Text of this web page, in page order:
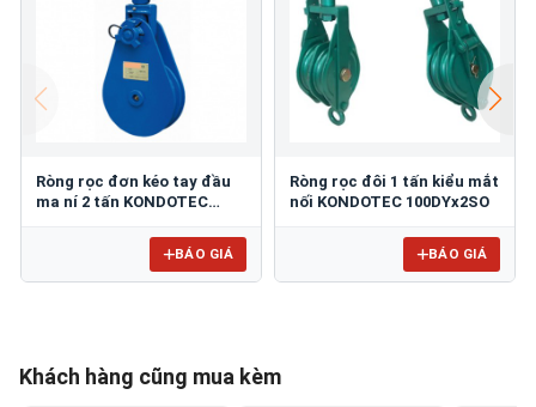
​​​​​​​Ròng rọc đơn kéo tay đầu
ma ní 2 tấn KONDOTEC
BÁO GIÁ
Ròng rọc đôi 1 tấn kiểu mắt
nối KONDOTEC 100DYx2SO
BÁO GIÁ
Khách hàng cũng mua kèm